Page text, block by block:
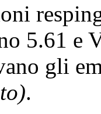
5.61 e
gli
.